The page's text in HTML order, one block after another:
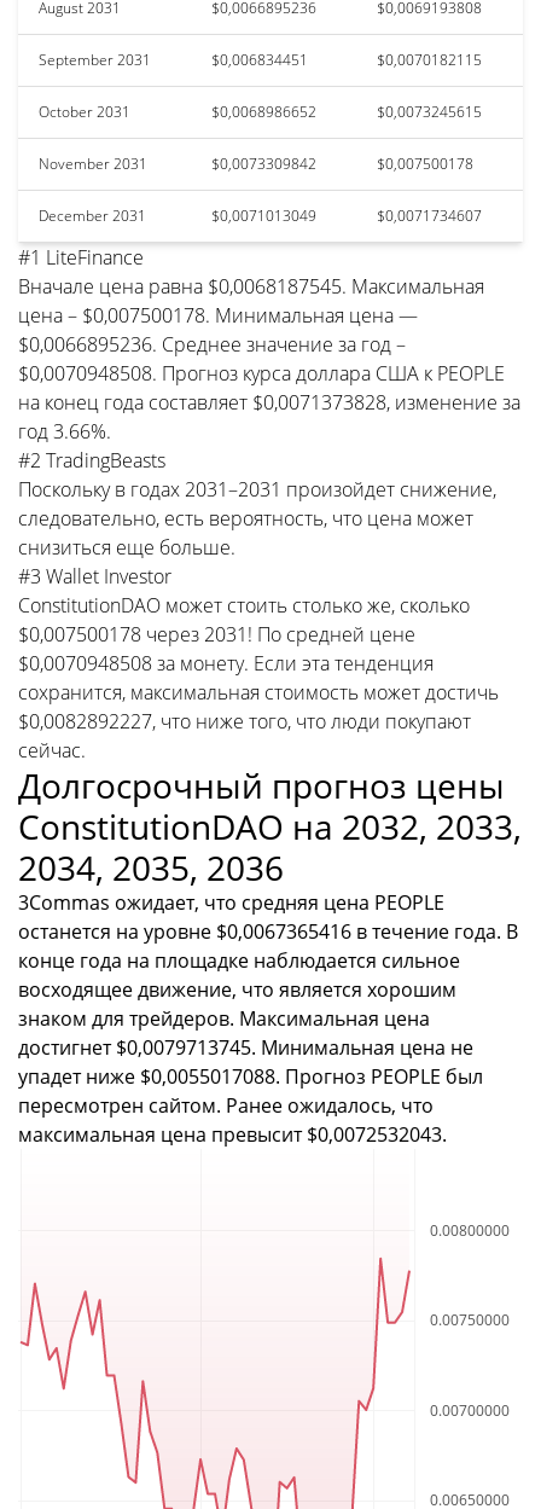
August 2031 $0,0066895236 $0,0069193808
September 2031 $0,006834451 $0,0070182115
October 2031 $0,0068986652 $0,0073245615
November 2031 $0,0073309842 $0,007500178
December 2031 $0,0071013049 $0,0071734607
#1 LiteFinance
Вначале цена равна $0,0068187545. Максимальная
цена – $0,007500178. Минимальная цена —
$0,0066895236. Среднее значение за год –
$0,0070948508. Прогноз курса доллара США к PEOPLE
на конец года составляет $0,0071373828, изменение за
год 3.66%.
#2 TradingBeasts
Поскольку в годах 2031–2031 произойдет снижение,
следовательно, есть вероятность, что цена может
снизиться еще больше.
#3 Wallet Investor
ConstitutionDAO может стоить столько же, сколько
$0,007500178 через 2031! По средней цене
$0,0070948508 за монету. Если эта тенденция
сохранится, максимальная стоимость может достичь
$0,0082892227, что ниже того, что люди покупают
сейчас.
Долгосрочный прогноз цены
ConstitutionDAO на 2032, 2033,
2034, 2035, 2036
3Commas ожидает, что средняя цена PEOPLE
останется на уровне $0,0067365416 в течение года. В
конце года на площадке наблюдается сильное
восходящее движение, что является хорошим
знаком для трейдеров. Максимальная цена
достигнет $0,0079713745. Минимальная цена не
упадет ниже $0,0055017088. Прогноз PEOPLE был
пересмотрен сайтом. Ранее ожидалось, что
максимальная цена превысит $0,0072532043.